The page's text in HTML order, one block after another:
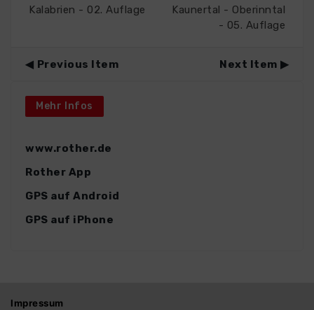
Kalabrien - 02. Auflage
Kaunertal - Oberinntal
- 05. Auflage
Previous Item Next Item
Mehr Infos
www.rother.de
Rother App
GPS auf Android
GPS auf iPhone
Impressum